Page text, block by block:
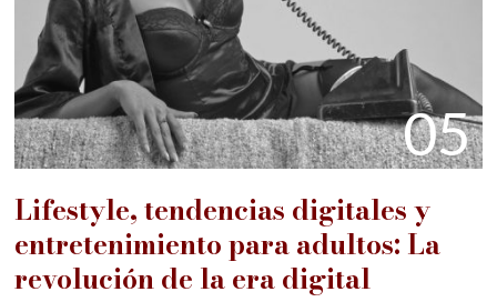
05
Lifestyle, tendencias digitales y
entretenimiento para adultos: La
revolución de la era digital